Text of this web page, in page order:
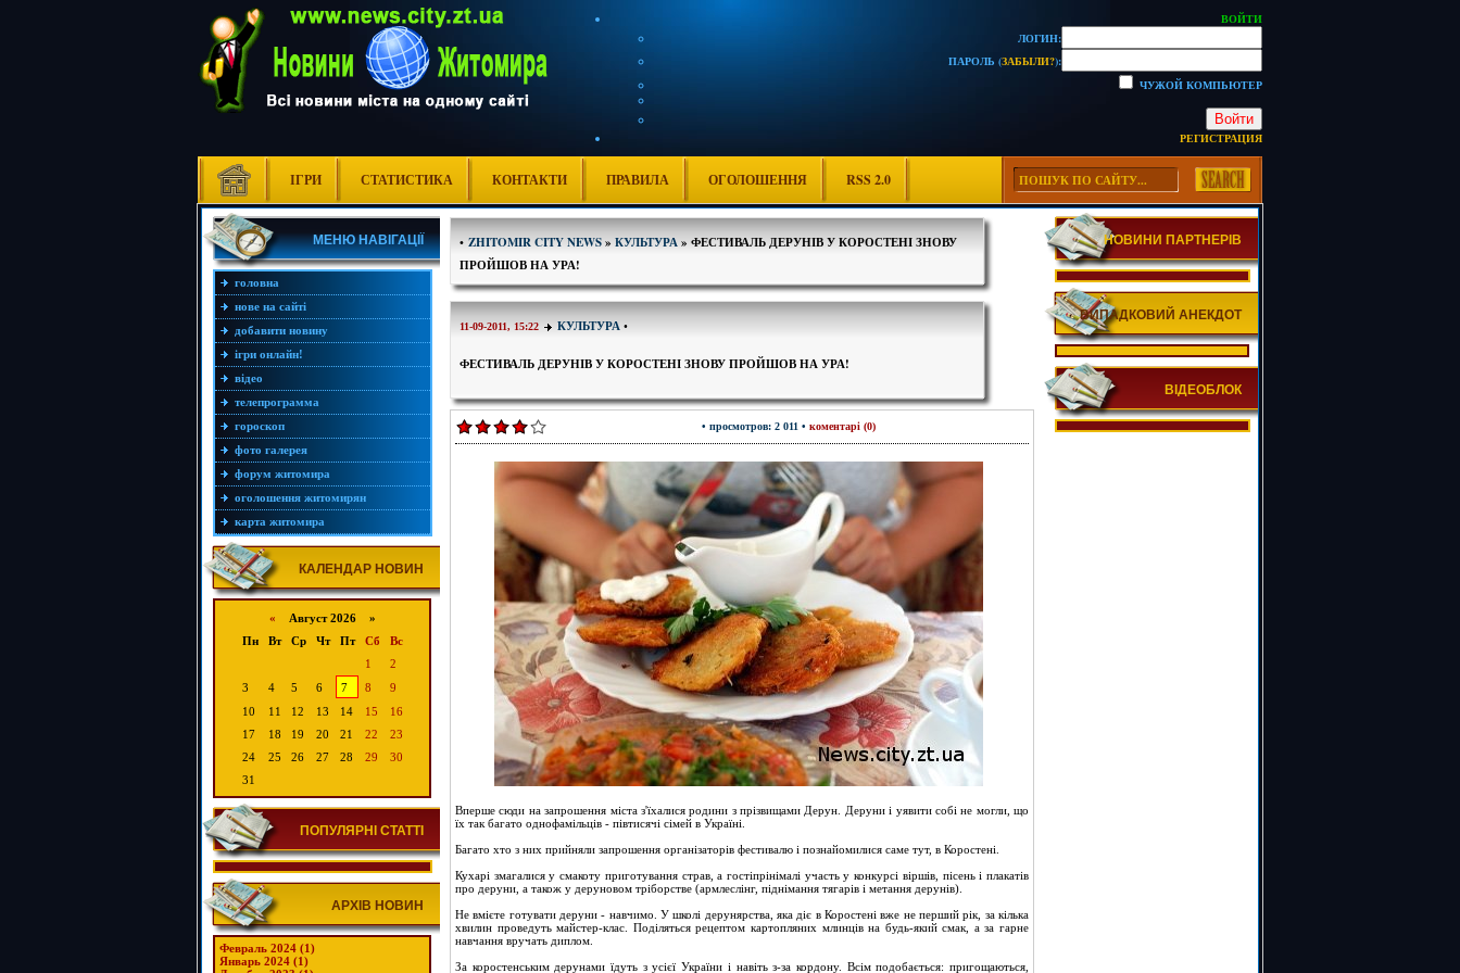
ВОЙТИ
ЛОГИН:
ПАРОЛЬ (ЗАБЫЛИ?):
ЧУЖОЙ КОМПЬЮТЕР
Войти
РЕГИСТРАЦИЯ
ІГРИ СТАТИСТИКА КОНТАКТИ ПРАВИЛА ОГОЛОШЕННЯ RSS 2.0
МЕНЮ НАВІГАЦІЇ
головна
нове на сайті
добавити новину
ігри онлайн!
відео
телепрограмма
гороскоп
фото галерея
форум житомира
оголошення житомирян
карта житомира
КАЛЕНДАР НОВИН
« Август 2026 »
Пн
Вт Ср Чт Пт Сб
Вс
1
2
3
4 5 6 7 8
9
10
11 12 13 14 15
16
17
18 19 20 21 22
23
24
25 26 27 28 29
30
31
ПОПУЛЯРНІ СТАТТІ
АРХІВ НОВИН
Февраль 2024 (1)
Январь 2024 (1)
• ZHITOMIR CITY NEWS» КУЛЬТУРА» ФЕСТИВАЛЬ ДЕРУНІВ У КОРОСТЕНІ ЗНОВУ
ПРОЙШОВ НА УРА!
11-09-2011, 15:22 КУЛЬТУРА •
ФЕСТИВАЛЬ ДЕРУНІВ У КОРОСТЕНІ ЗНОВУ ПРОЙШОВ НА УРА!
• просмотров: 2 011 • коментарі (0)
Вперше сюди на запрошення міста з'їхалися родини з прізвищами Дерун. Деруни і уявити собі не могли, що
їх так багато однофамільців - півтисячі сімей в Україні.
Багато хто з них прийняли запрошення організаторів фестивалю і познайомилися саме тут, в Коростені.
Кухарі змагалися у смакоту приготування страв, а гостіпрінімалі участь у конкурсі віршів, пісень і плакатів
про деруни, а також у деруновом тріборстве (армлеслінг, піднімання тягарів і метання дерунів).
Не вмієте готувати деруни - навчимо. У школі дерунярства, яка діє в Коростені вже не перший рік, за кілька
хвилин проведуть майстер-клас. Поділяться рецептом картопляних млинців на будь-який смак, а за гарне
навчання вручать диплом.
За коростенським дерунами їдуть з усієї України і навіть з-за кордону. Всім подобається: пригощаються,
НОВИНИ ПАРТНЕРІВ
ВИПАДКОВИЙ АНЕКДОТ
ВІДЕОБЛОК